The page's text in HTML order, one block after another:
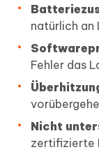
natürlich an
Fehler das
Nicht
zertifizierte